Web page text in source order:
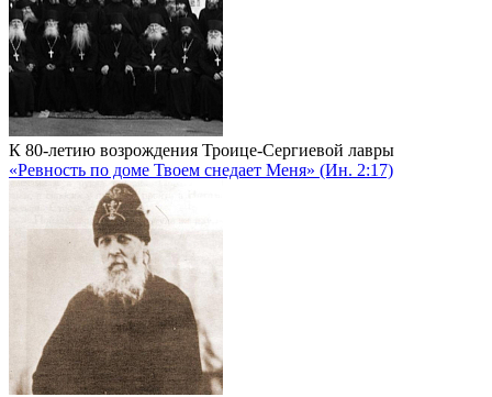
К 80-летию возрождения Троице-Сергиевой лавры
«Ревность по доме Твоем снедает Меня» (Ин. 2:17)